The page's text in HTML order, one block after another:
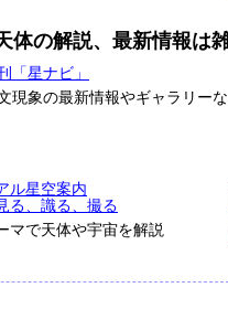
体の解説、最新情報は
「星ナビ」
現象の最新情報やギャラリー
ル星空案内
る、識る、撮る
マで天体や宇宙を解説